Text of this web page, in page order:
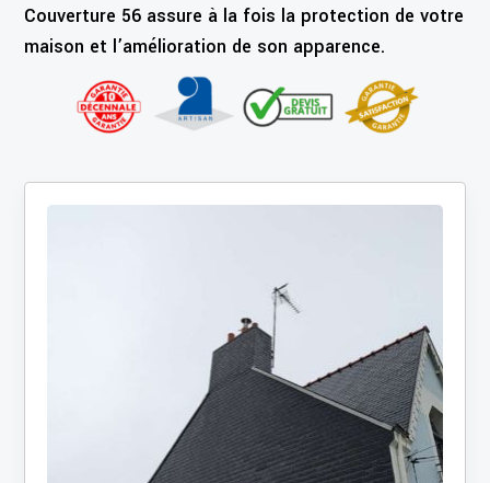
Couverture 56 assure à la fois la protection de votre
maison et l’amélioration de son apparence.